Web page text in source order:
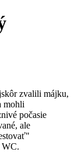
zvalili májku,
mohli
počasie
ale
WC.